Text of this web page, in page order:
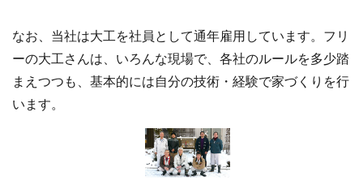
なお、当社は大工を社員として通年雇用しています。フリ
ーの大工さんは、いろんな現場で、各社のルールを多少踏
まえつつも、基本的には自分の技術・経験で家づくりを行
います。